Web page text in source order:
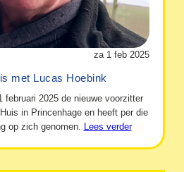
za 1 feb 2025
met Lucas Hoebink
februari 2025 de nieuwe voorzitter
in Princenhage en heeft per die
op zich genomen.
Lees verder